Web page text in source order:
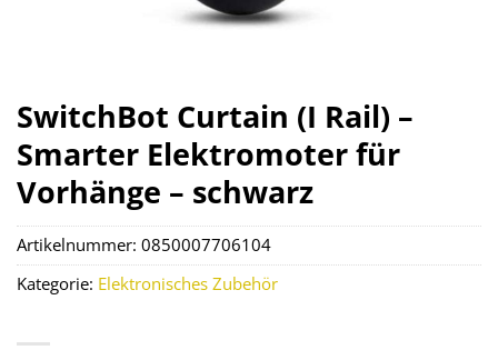
SwitchBot Curtain (I Rail) –
Smarter Elektromoter für
Vorhänge – schwarz
Artikelnummer: 0850007706104
Kategorie: Elektronisches Zubehör